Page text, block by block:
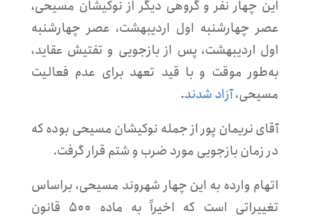
این چهار نفر و گروهی دیگر از نوکیشان مسیحی،
عصر چهارشنبه اول اردیبهشت، عصر چهارشنبه
اول اردیبهشت، پس از بازجویی و تفتیش عقاید،
به‌طور موقت و با قید تعهد برای عدم فعالیت
مسیحی،آزاد شدند.
آقای نریمان پور از جمله نوکیشان مسیحی بوده که
در زمان بازجویی مورد ضرب و شتم قرار گرفت.
اتهام وارده به این چهار شهروند مسیحی، براساس
تغییراتی است که اخیراً به ماده ۵۰۰ قانون